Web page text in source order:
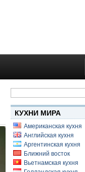
Найти:
КУХНИ МИРА
Американская кухня
Английская кухня
Аргентинская кухня
Ближний восток
Вьетнамская кухня